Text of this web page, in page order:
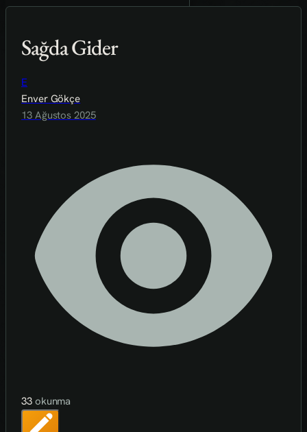
Sağda Gider
E
Enver Gökçe
13 Ağustos 2025
33 okunma